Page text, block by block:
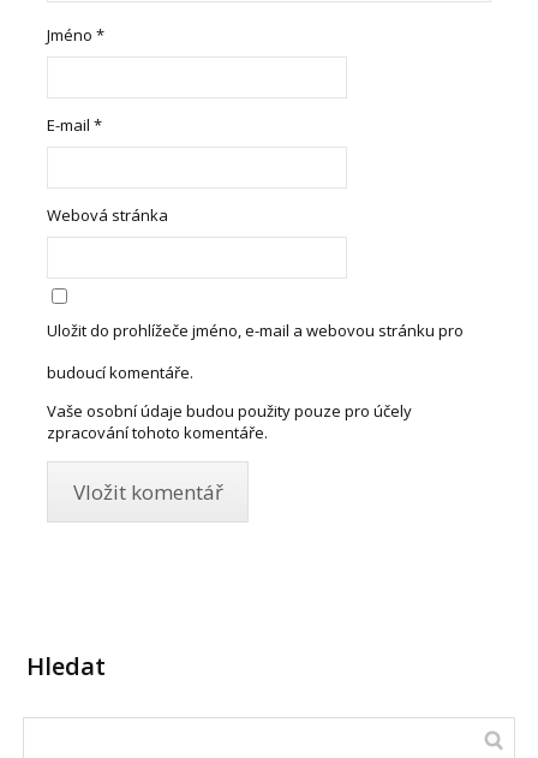
Jméno*
E-mail*
Webová stránka
Uložit do prohlížeče jméno, e-mail a webovou stránku pro
budoucí komentáře.
Vaše osobní údaje budou použity pouze pro účely
zpracování tohoto komentáře.
Hledat